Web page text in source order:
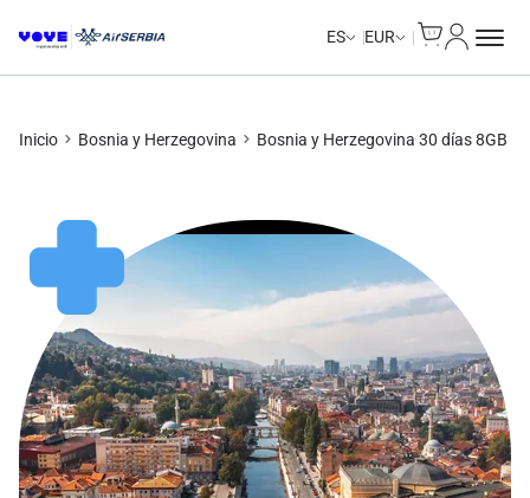
ES EUR
Inicio Bosnia y Herzegovina Bosnia y Herzegovina 30 días 8GB